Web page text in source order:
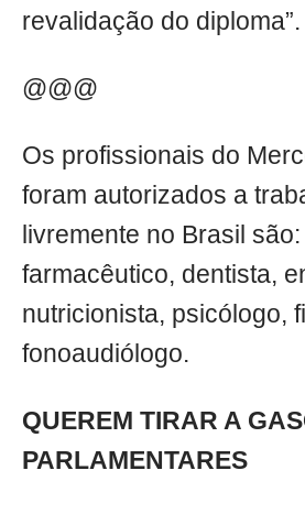
revalidação do diploma”.
@@@
Os profissionais do
foram autorizados a
livremente no Brasil
farmacêutico, dentista,
nutricionista, psicólogo,
fonoaudiólogo.
QUEREM TIRAR A
PARLAMENTARES